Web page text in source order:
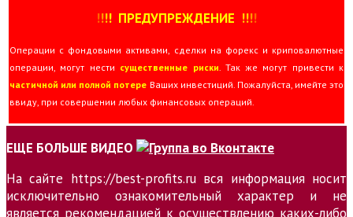
!!!! ПРЕДУПРЕЖДЕНИЕ !!!!
Операции с фондовыми активами, сделки на форекс и криповалютные
операции, могут нести существенные риски. Так же могут привести к
частичной или полной потере Ваших инвестиций. Пожалуйста, имейте это
ввиду, при совершении любых финансовых операций.
ЕЩЕ БОЛЬШЕ ВИДЕО
На сайте https://best-profits.ru вся информация носит
исключительно ознакомительный характер и не
является рекомендацией к осуществлению каких-либо